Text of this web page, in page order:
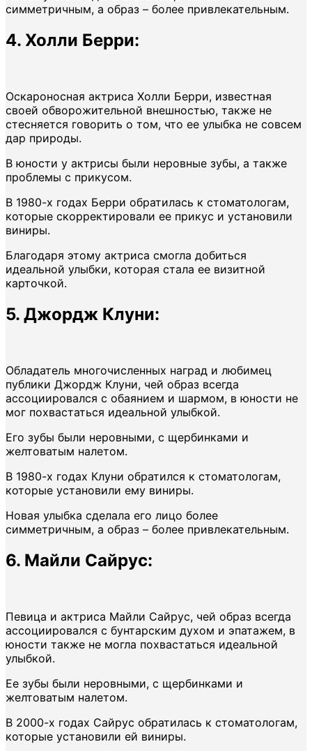
симметричным, а образ – более привлекательным.
4. Холли Берри:
Оскароносная актриса Холли Берри, известная
своей обворожительной внешностью, также не
стесняется говорить о том, что ее улыбка не совсем
дар природы.
В юности у актрисы были неровные зубы, а также
проблемы с прикусом.
В 1980-х годах Берри обратилась к стоматологам,
которые скорректировали ее прикус и установили
виниры.
Благодаря этому актриса смогла добиться
идеальной улыбки, которая стала ее визитной
карточкой.
5. Джордж Клуни:
Обладатель многочисленных наград и любимец
публики Джордж Клуни, чей образ всегда
ассоциировался с обаянием и шармом, в юности не
мог похвастаться идеальной улыбкой.
Его зубы были неровными, с щербинками и
желтоватым налетом.
В 1980-х годах Клуни обратился к стоматологам,
которые установили ему виниры.
Новая улыбка сделала его лицо более
симметричным, а образ – более привлекательным.
6. Майли Сайрус:
Певица и актриса Майли Сайрус, чей образ всегда
ассоциировался с бунтарским духом и эпатажем, в
юности также не могла похвастаться идеальной
улыбкой.
Ее зубы были неровными, с щербинками и
желтоватым налетом.
В 2000-х годах Сайрус обратилась к стоматологам,
которые установили ей виниры.